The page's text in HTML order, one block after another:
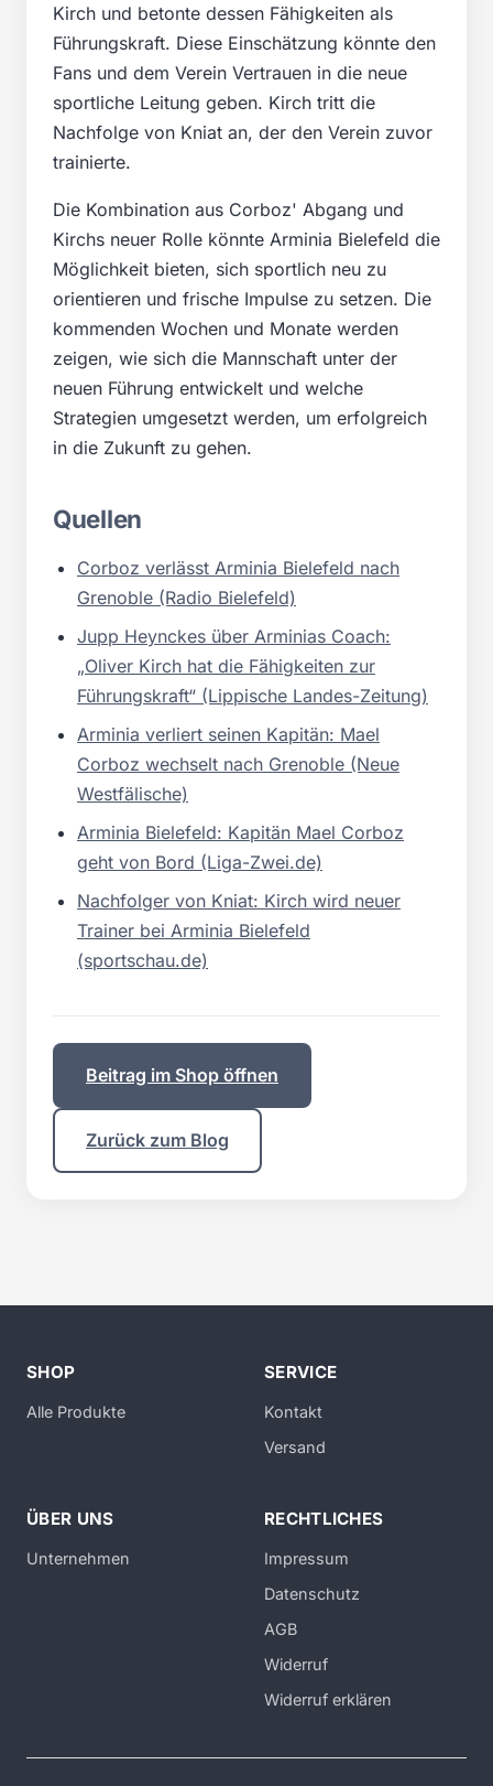
Kirch und betonte dessen Fähigkeiten als
Führungskraft. Diese Einschätzung könnte den
Fans und dem Verein Vertrauen in die neue
sportliche Leitung geben. Kirch tritt die
Nachfolge von Kniat an, der den Verein zuvor
trainierte.
Die Kombination aus Corboz' Abgang und
Kirchs neuer Rolle könnte Arminia Bielefeld die
Möglichkeit bieten, sich sportlich neu zu
orientieren und frische Impulse zu setzen. Die
kommenden Wochen und Monate werden
zeigen, wie sich die Mannschaft unter der
neuen Führung entwickelt und welche
Strategien umgesetzt werden, um erfolgreich
in die Zukunft zu gehen.
Quellen
Corboz verlässt Arminia Bielefeld nach
Grenoble (Radio Bielefeld)
Jupp Heynckes über Arminias Coach:
„Oliver Kirch hat die Fähigkeiten zur
Führungskraft“ (Lippische Landes-Zeitung)
Arminia verliert seinen Kapitän: Mael
Corboz wechselt nach Grenoble (Neue
Westfälische)
Arminia Bielefeld: Kapitän Mael Corboz
geht von Bord (Liga-Zwei.de)
Nachfolger von Kniat: Kirch wird neuer
Trainer bei Arminia Bielefeld
(sportschau.de)
Beitrag im Shop öffnen
Zurück zum Blog
SHOP
Alle Produkte
SERVICE
Kontakt
Versand
ÜBER UNS
Unternehmen
RECHTLICHES
Impressum
Datenschutz
AGB
Widerruf
Widerruf erklären